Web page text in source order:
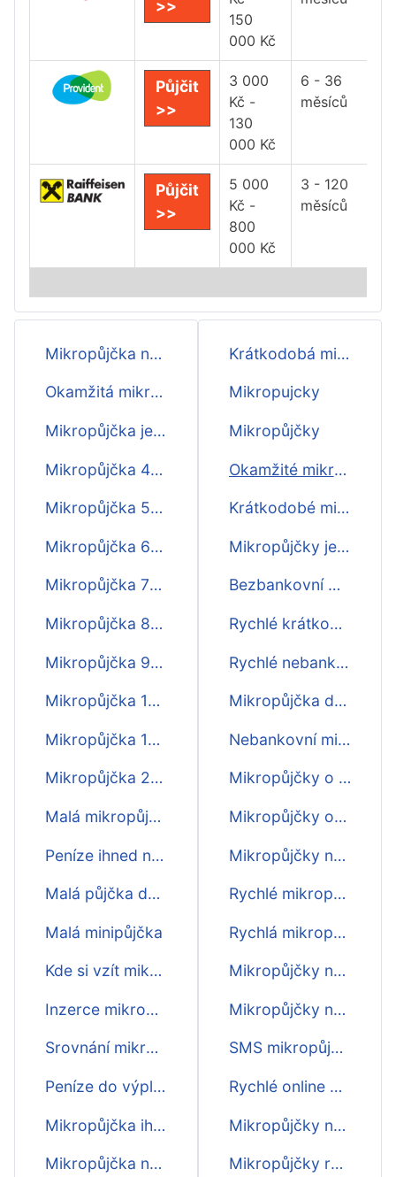
>>
150
000 Kč
Půjčit
>>
3 000
Kč -
130
000 Kč
6 - 36
měsíců
Půjčit
>>
5 000
Kč -
800
000 Kč
3 - 120
měsíců
Mikropůjčka nonstop
Okamžitá mikropůjčka
Mikropůjčka ještě dnes
Mikropůjčka 4000
Mikropůjčka 5000
Mikropůjčka 6000
Mikropůjčka 7000
Mikropůjčka 8000
Mikropůjčka 9000
Mikropůjčka 10000
Mikropůjčka 15000
Mikropůjčka 20000
Malá mikropůjčka
Peníze ihned na účet
Malá půjčka do výplaty
Malá minipůjčka
Kde si vzít mikropůjčku?
Inzerce mikropůjček
Srovnání mikropůjček
Peníze do výplaty
Mikropůjčka ihned na účet
Mikropůjčka na 30 dní
Krátkodobá mikropůjčka
Mikropujcky
Mikropůjčky
Okamžité mikropůjčky
Krátkodobé mikropůjčky ihned
Mikropůjčky ještě dnes
Bezbankovní mikropůjčky
Rychlé krátkodobé mikropůjčky před výplatou
Rychlé nebankovní mikropůjčky
Mikropůjčka do výplaty první zdarma
Nebankovní mikropůjčky ihned na účet
Mikropůjčky o víkendu ihned na účet
Mikropůjčky online ihned na účet
Mikropůjčky na OP
Rychlé mikropůjčky na splátky
Rychlá mikropůjčka na splátky
Mikropůjčky na účet ihned
Mikropůjčky na účet ještě dnes
SMS mikropůjčky ihned
Rychlé online mikropůjčky
Mikropůjčky nonstop
Mikropůjčky rychle